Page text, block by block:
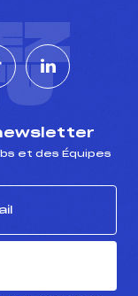
et des Équipes